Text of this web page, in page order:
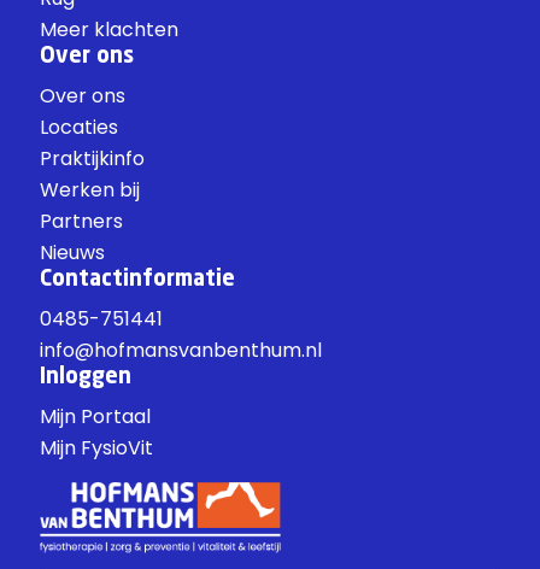
Meer klachten
Over ons
Over ons
Locaties
Praktijkinfo
Werken bij
Partners
Nieuws
Contactinformatie
0485-751441
info@hofmansvanbenthum.nl
Inloggen
Mijn Portaal
Mijn FysioVit